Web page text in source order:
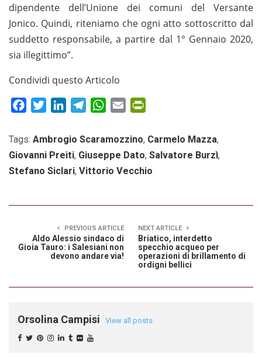
dipendente dell’Unione dei comuni del Versante
Jonico. Quindi, riteniamo che ogni atto sottoscritto dal
suddetto responsabile, a partire dal 1° Gennaio 2020,
sia illegittimo”.
Condividi questo Articolo
FacebookTwitterLinkedInTelegramWhatsApp
Email
Tags: Ambrogio Scaramozzino, Carmelo Mazza,
Giovanni Preiti, Giuseppe Dato, Salvatore Burzì,
Stefano Siclari, Vittorio Vecchio
PREVIOUS ARTICLE
Aldo Alessio sindaco di
Gioia Tauro: i Salesiani non
devono andare via!
NEXT ARTICLE
Briatico, interdetto
specchio acqueo per
operazioni di brillamento di
ordigni bellici
Orsolina Campisi View all posts